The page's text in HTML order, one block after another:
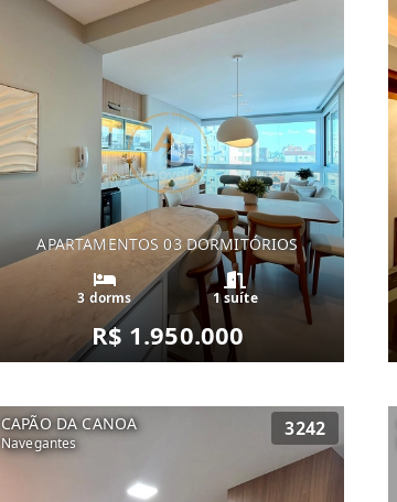
APARTAMENTOS 03 DORMITÓRIOS
3 dorms 1 suíte
R$ 1.950.000
CAPÃO DA CANOA
Navegantes
3242